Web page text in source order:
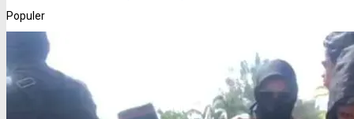
Populer